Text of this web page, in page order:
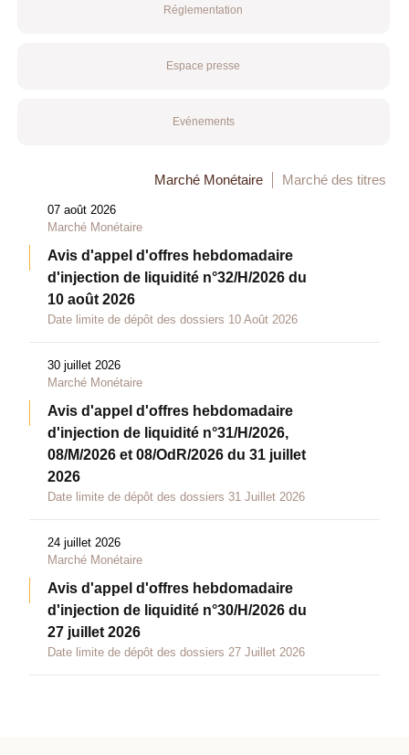
Réglementation
Espace presse
Evénements
Marché Monétaire Marché des titres
07 août 2026
Marché Monétaire
Avis d'appel d'offres hebdomadaire
d'injection de liquidité n°32/H/2026 du
10 août 2026
Date limite de dépôt des dossiers 10 Août 2026
30 juillet 2026
Marché Monétaire
Avis d'appel d'offres hebdomadaire
d'injection de liquidité n°31/H/2026,
08/M/2026 et 08/OdR/2026 du 31 juillet
2026
Date limite de dépôt des dossiers 31 Juillet 2026
24 juillet 2026
Marché Monétaire
Avis d'appel d'offres hebdomadaire
d'injection de liquidité n°30/H/2026 du
27 juillet 2026
Date limite de dépôt des dossiers 27 Juillet 2026